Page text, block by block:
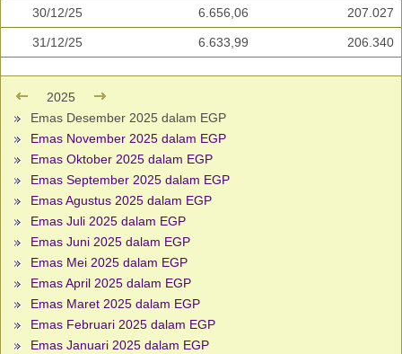
30/12/25 6.656,06 207.027
31/12/25 6.633,99 206.340
2025
Emas Desember 2025 dalam EGP
Emas November 2025 dalam EGP
Emas Oktober 2025 dalam EGP
Emas September 2025 dalam EGP
Emas Agustus 2025 dalam EGP
Emas Juli 2025 dalam EGP
Emas Juni 2025 dalam EGP
Emas Mei 2025 dalam EGP
Emas April 2025 dalam EGP
Emas Maret 2025 dalam EGP
Emas Februari 2025 dalam EGP
Emas Januari 2025 dalam EGP